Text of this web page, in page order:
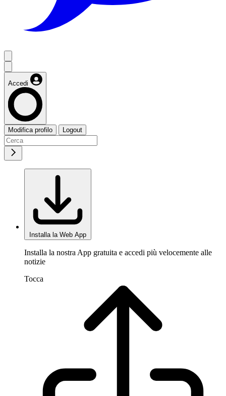
Accedi
Modifica profilo Logout
Installa la Web App
Installa la nostra App gratuita e accedi più velocemente alle
notizie
Tocca